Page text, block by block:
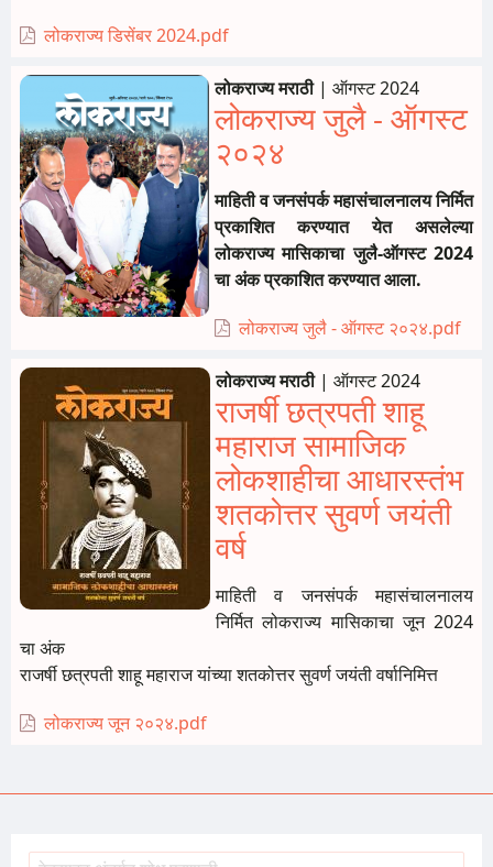
लोकराज्य डिसेंबर 2024.pdf
लोकराज्य मराठी| ऑगस्ट 2024
लोकराज्य जुलै - ऑगस्ट
२०२४
माहिती व जनसंपर्क महासंचालनालय निर्मित
प्रकाशित करण्यात येत असलेल्या
लोकराज्य मासिकाचा जुलै-ऑगस्ट 2024
चा अंक प्रकाशित करण्यात आला.
लोकराज्य जुलै - ऑगस्ट २०२४.pdf
लोकराज्य मराठी| ऑगस्ट 2024
राजर्षी छत्रपती शाहू
महाराज सामाजिक
लोकशाहीचा आधारस्तंभ
शतकोत्तर सुवर्ण जयंती
वर्ष
माहिती व जनसंपर्क महासंचालनालय
निर्मित लोकराज्य मासिकाचा जून 2024
चा अंक
राजर्षी छत्रपती शाहू महाराज यांच्या शतकोत्तर सुवर्ण जयंती वर्षानिमित्त
लोकराज्य जून २०२४.pdf
Load More